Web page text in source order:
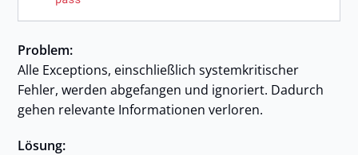
Problem:
Alle Exceptions, einschließlich systemkritischer
Fehler, werden abgefangen und ignoriert. Dadurch
gehen relevante Informationen verloren.
Lösung: